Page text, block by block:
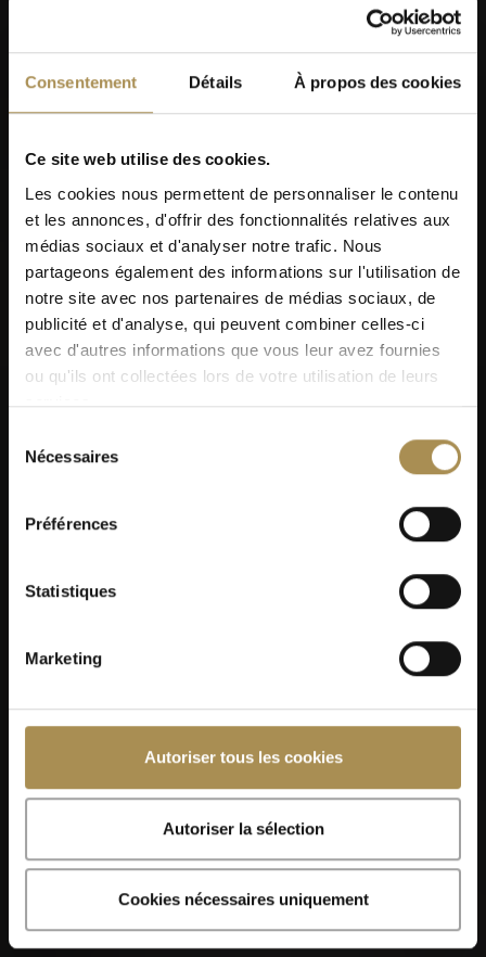
Consentement Détails À propos des cookies
Ce site web utilise des cookies.
Les cookies nous permettent de personnaliser le contenu
et les annonces, d'offrir des fonctionnalités relatives aux
médias sociaux et d'analyser notre trafic. Nous
partageons également des informations sur l'utilisation de
notre site avec nos partenaires de médias sociaux, de
publicité et d'analyse, qui peuvent combiner celles-ci
avec d'autres informations que vous leur avez fournies
ou qu'ils ont collectées lors de votre utilisation de leurs
services.
Nécessaires
Préférences
Statistiques
Marketing
Autoriser tous les cookies
Autoriser la sélection
Cookies nécessaires uniquement